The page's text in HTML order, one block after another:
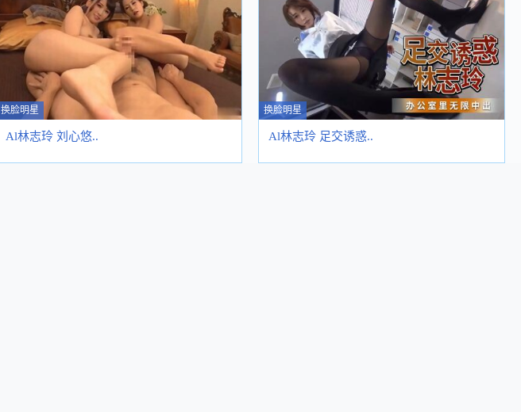
换脸明星
Al林志玲 刘心悠..
换脸明星
Al林志玲 足交诱惑..